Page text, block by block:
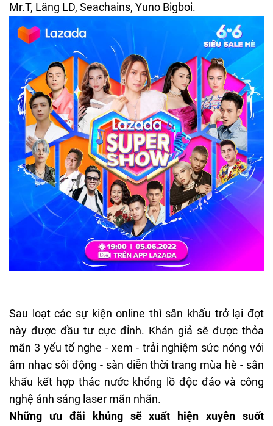
Mr.T, Lăng LD, Seachains, Yuno Bigboi.
Sau loạt các sự kiện online thì sân khấu trở lại đợt
này được đầu tư cực đỉnh. Khán giả sẽ được thỏa
mãn 3 yếu tố nghe - xem - trải nghiệm sức nóng với
âm nhạc sôi động - sàn diễn thời trang mùa hè - sân
khấu kết hợp thác nước khổng lồ độc đáo và công
nghệ ánh sáng laser mãn nhãn.
Những ưu đãi khủng sẽ xuất hiện xuyên suốt